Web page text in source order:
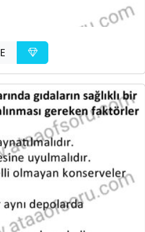
E